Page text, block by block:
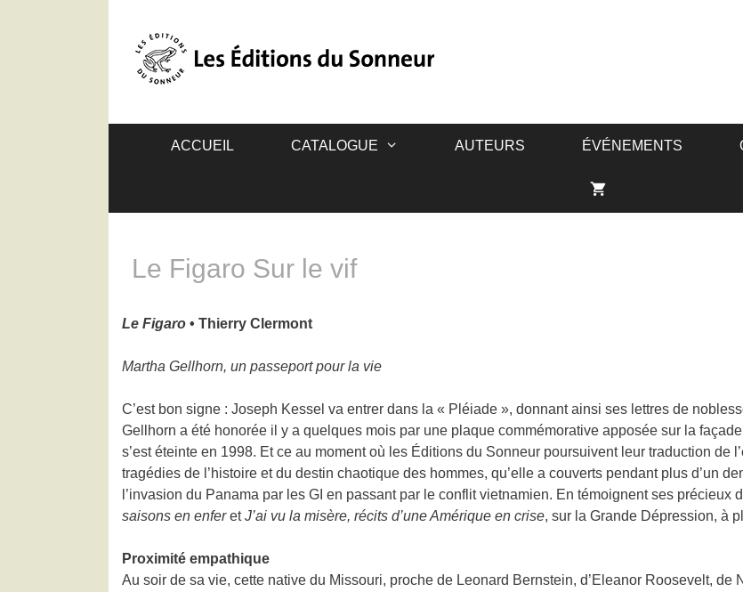
ACCUEIL CATALOGUE AUTEURS ÉVÉNEMENTS
Le Figaro Sur le vif
Le Figaro • Thierry Clermont
Martha Gellhorn, un passeport pour la vie
C’est bon signe : Joseph Kessel va entrer dans la « Pléiade », donnant ainsi ses lettres de
Gellhorn a été honorée il y a quelques mois par une plaque commémorative apposée sur la
s’est éteinte en 1998. Et ce au moment où les Éditions du Sonneur poursuivent leur traduction de
tragédies de l’histoire et du destin chaotique des hommes, qu’elle a couverts pendant plus d’un
l’invasion du Panama par les GI en passant par le conflit vietnamien. En témoignent ses précieux
saisons en enferetJ’ai vu la misère, récits d’une Amérique en crise, sur la Grande Dépression, à
Proximité empathique
Au soir de sa vie, cette native du Missouri, proche de Leonard Bernstein, d’Eleanor Roosevelt, de